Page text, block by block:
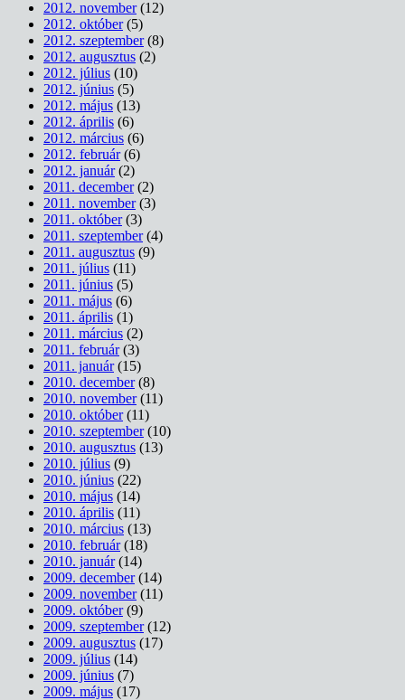
2012. november(12)
2012. október(5)
2012. szeptember(8)
2012. augusztus (2)
2012. július (10)
2012. június (5)
2012. május (13)
2012. április (6)
2012. március (6)
2012. február(6)
2012. január(2)
2011. december(2)
2011. november(3)
2011. október(3)
2011. szeptember(4)
2011. augusztus (9)
2011. július (11)
2011. június (5)
2011. május (6)
2011. április (1)
2011. március (2)
2011. február(3)
2011. január(15)
2010. december(8)
2010. november(11)
2010. október(11)
2010. szeptember(10)
2010. augusztus (13)
2010. július (9)
2010. június (22)
2010. május (14)
2010. április (11)
2010. március (13)
2010. február(18)
2010. január(14)
2009. december(14)
2009. november(11)
2009. október(9)
2009. szeptember(12)
2009. augusztus (17)
2009. július (14)
2009. június (7)
2009. május (17)